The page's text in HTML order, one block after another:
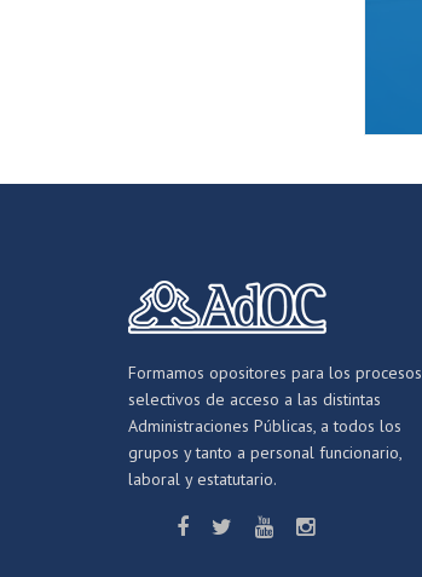
Formamos opositores para los procesos
selectivos de acceso a las distintas
Administraciones Públicas, a todos los
grupos y tanto a personal funcionario,
laboral y estatutario.